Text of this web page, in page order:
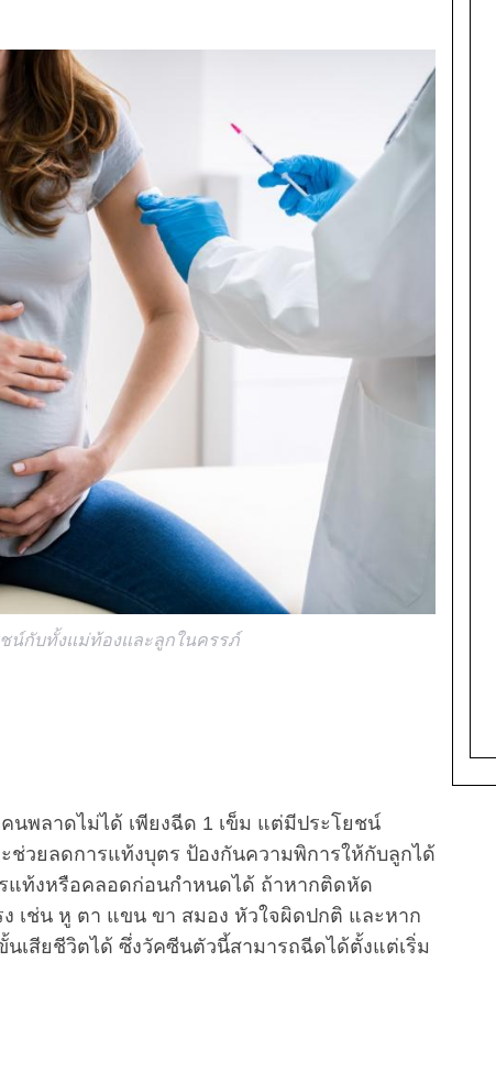
น์กับทั้งแม่ท้องและลูกในครรภ์
พลาดไม่ได้ เพียงฉีด 1 เข็ม แต่มีประโยชน์
วยลดการแท้งบุตร ป้องกันความพิการให้กับลูกได้
ท้งหรือคลอดก่อนกำหนดได้ ถ้าหากติดหัด
เช่น หู ตา แขน ขา สมอง หัวใจผิดปกติ และหาก
เสียชีวิตได้ ซึ่งวัคซีนตัวนี้สามารถฉีดได้ตั้งแต่เริ่ม